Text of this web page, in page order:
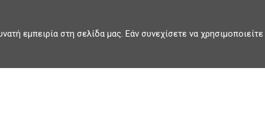
εμπειρία στη σελίδα μας. Εάν συνεχίσετε να